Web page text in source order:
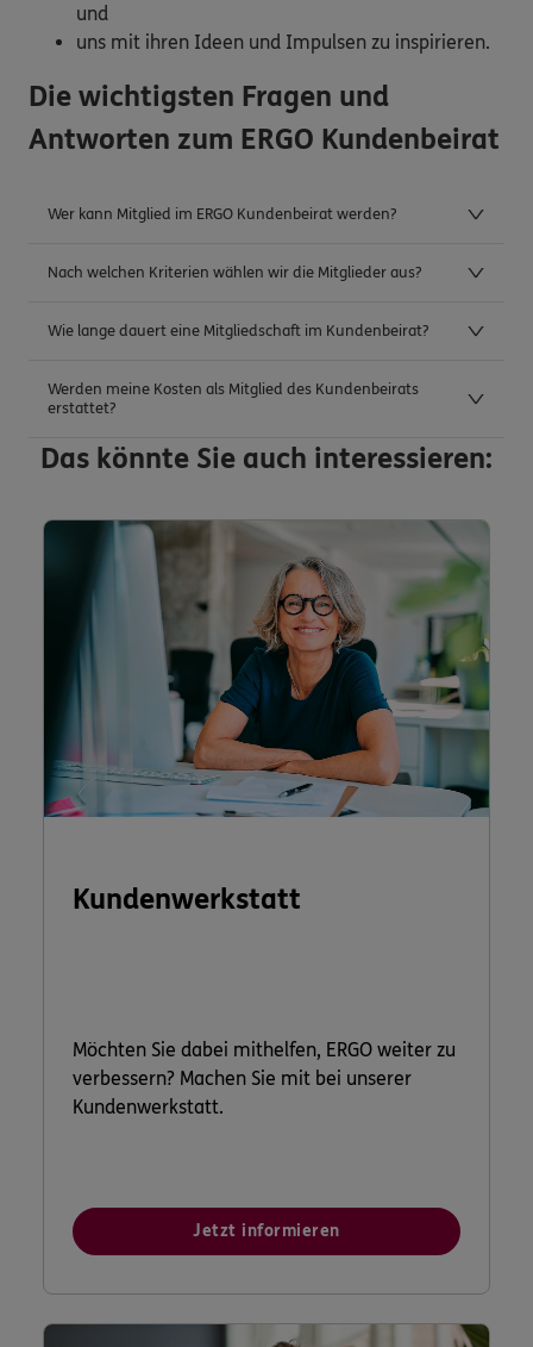
und
uns mit ihren Ideen und Impulsen zu inspirieren.
Die wichtigsten Fragen und
Antworten zum ERGO Kundenbeirat
Wer kann Mitglied im ERGO Kundenbeirat werden?
Nach welchen Kriterien wählen wir die Mitglieder aus?
Wie lange dauert eine Mitgliedschaft im Kundenbeirat?
Werden meine Kosten als Mitglied des Kundenbeirats
erstattet?
Das könnte Sie auch interessieren:
Kundenwerkstatt
Möchten Sie dabei mithelfen, ERGO weiter zu
verbessern? Machen Sie mit bei unserer
Kundenwerkstatt.
Jetzt informieren